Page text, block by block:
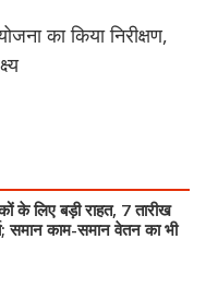
का किया निरीक्षण,
के लिए बड़ी राहत, 7 तारीख
समान काम-समान वेतन का भी